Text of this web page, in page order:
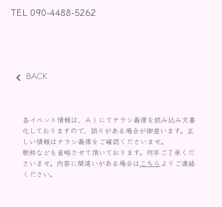
TEL 090-4488-5262
BACK
各イベント情報は、ＡＩにてチラシ画像を読み込み文書
化しておりますので、誤りがある場合が御座います。正
しい情報はチラシ画像をご確認くださいませ。
敬称なども省略させて頂いております。何卒ご了承くだ
さいませ。内容に間違いがある場合は こちら よりご連絡
ください。